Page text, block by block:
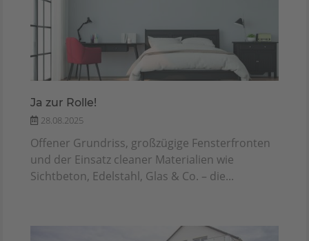
Ja zur Rolle!
28.08.2025
Offener Grundriss, großzügige Fensterfronten
und der Einsatz cleaner Materialien wie
Sichtbeton, Edelstahl, Glas & Co. – die...